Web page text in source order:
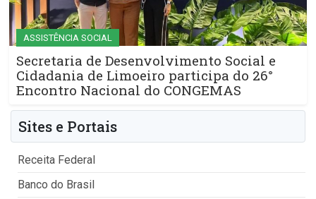
ASSISTÊNCIA SOCIAL
Secretaria de Desenvolvimento Social e
Cidadania de Limoeiro participa do 26°
Encontro Nacional do CONGEMAS
Sites e Portais
Receita Federal
Banco do Brasil